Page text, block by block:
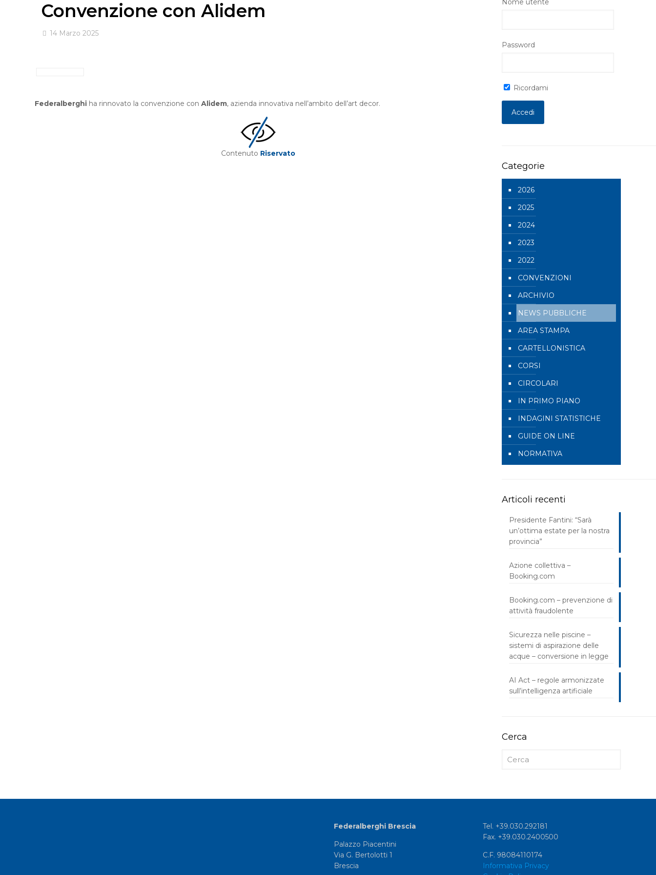
Convenzione con Alidem
14 Marzo 2025
Federalberghi ha rinnovato la convenzione conAlidem, azienda innovativa nell’ambito dell’art decor.
Contenuto Riservato
Nome utente
Password
Ricordami
Categorie
2026
2025
2024
2023
2022
CONVENZIONI
ARCHIVIO
NEWS PUBBLICHE
AREA STAMPA
CARTELLONISTICA
CORSI
CIRCOLARI
IN PRIMO PIANO
INDAGINI STATISTICHE
GUIDE ON LINE
NORMATIVA
Articoli recenti
Presidente Fantini: “Sarà
un’ottima estate per la nostra
provincia”
Azione collettiva –
Booking.com
Booking.com – prevenzione di
attività fraudolente
Sicurezza nelle piscine –
sistemi di aspirazione delle
acque – conversione in legge
AI Act – regole armonizzate
sull’intelligenza artificiale
Cerca
Federalberghi Brescia
Palazzo Piacentini
Via G. Bertolotti 1
Brescia
Tel. +39.030.292181
Fax. +39.030.2400500
C.F. 98084110174
Informativa Privacy